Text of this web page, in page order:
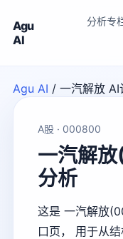
Agu
AI
分析专
Agu AI / 一汽解放 AI
A股 · 000800
一汽解
分析
这是 一汽解放
口页， 用于从